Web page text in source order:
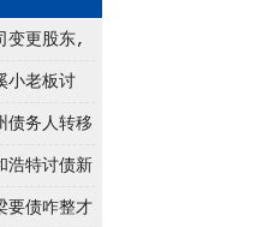
债路径
变更股东,
债权债务谁
小老板讨
年这2个本
会出面，比
快
债务人转移
请破产，20
程序里还能
浩特讨债新
年用“律师
要债咋整才